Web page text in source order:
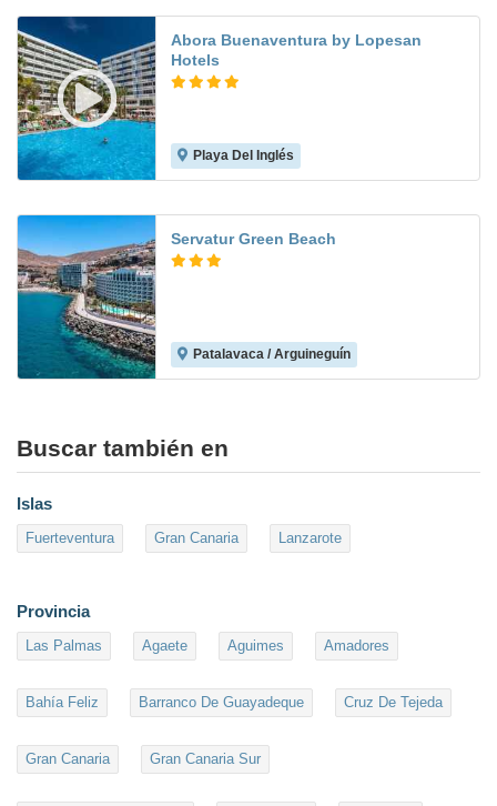
Abora Buenaventura by Lopesan
Hotels
Playa Del Inglés
Servatur Green Beach
Patalavaca / Arguineguín
Buscar también en
Islas
Fuerteventura Gran Canaria Lanzarote
Provincia
Las Palmas Agaete Aguimes Amadores
Bahía Feliz Barranco De Guayadeque Cruz De Tejeda
Gran Canaria Gran Canaria Sur